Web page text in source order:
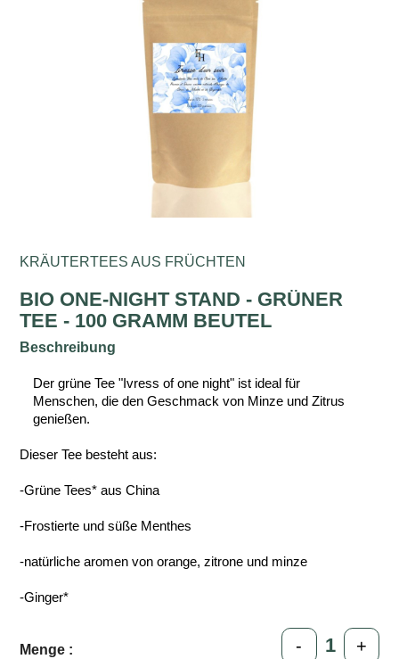
KRÄUTERTEES AUS FRÜCHTEN
BIO ONE-NIGHT STAND - GRÜNER
TEE - 100 GRAMM BEUTEL
Beschreibung
Der grüne Tee "Ivress of one night" ist ideal für
Menschen, die den Geschmack von Minze und Zitrus
genießen.
Dieser Tee besteht aus:
-Grüne Tees* aus China
-Frostierte und süße Menthes
-natürliche aromen von orange, zitrone und minze
-Ginger*
Menge : - +